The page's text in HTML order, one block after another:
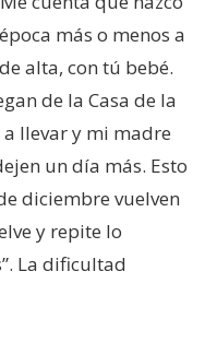
más o menos a
alta, con tú bebé.
de la Casa de la
llevar y mi madre
un día más. Esto
diciembre vuelven
y repite lo
La dificultad